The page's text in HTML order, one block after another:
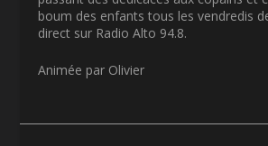
boum des enfants tous les vendredis
direct sur Radio Alto 94.8.
Animée par Olivier